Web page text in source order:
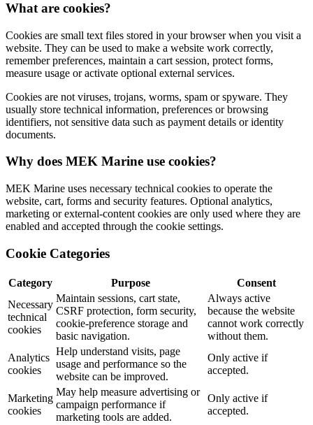
What are cookies?
Cookies are small text files stored in your browser when you visit a
website. They can be used to make a website work correctly,
remember preferences, maintain a cart session, protect forms,
measure usage or activate optional external services.
Cookies are not viruses, trojans, worms, spam or spyware. They
usually store technical information, preferences or browsing
identifiers, not sensitive data such as payment details or identity
documents.
Why does MEK Marine use cookies?
MEK Marine uses necessary technical cookies to operate the
website, cart, forms and security features. Optional analytics,
marketing or external-content cookies are only used where they are
enabled and accepted through the cookie settings.
Cookie Categories
Category Purpose
Consent
Necessary
technical
cookies
Maintain sessions, cart state,
CSRF protection, form security,
cookie-preference storage and
basic navigation.
Always active
because the website
cannot work correctly
without them.
Analytics
cookies
Help understand visits, page
usage and performance so the
website can be improved.
Only active if
accepted.
Marketing
cookies
May help measure advertising or
campaign performance if
marketing tools are added.
Only active if
accepted.